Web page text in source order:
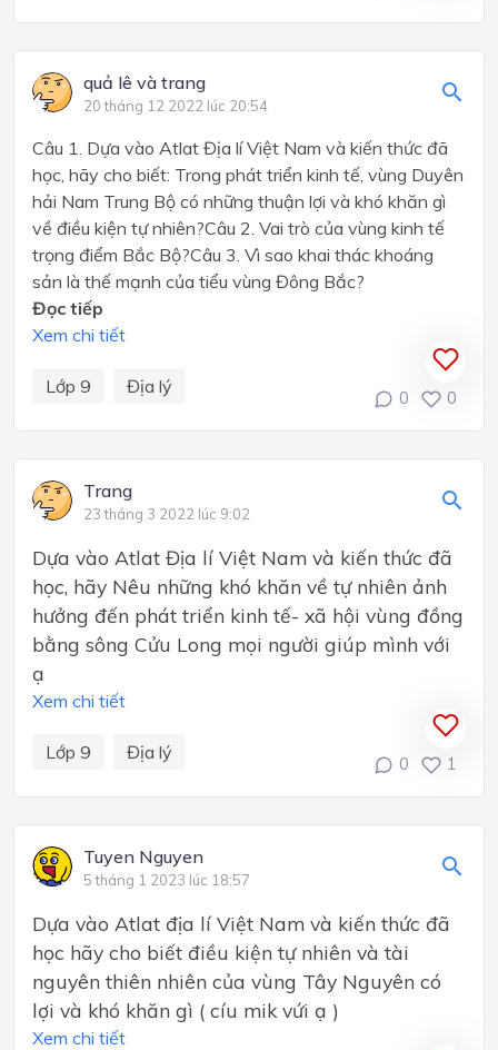
quả lê và trang
20 tháng 12 2022 lúc 20:54
Câu 1. Dựa vào Atlat Địa lí Việt Nam và kiến thức đã
học, hãy cho biết: Trong phát triển kinh tế, vùng Duyên
hải Nam Trung Bộ có những thuận lợi và khó khăn gì
về điều kiện tự nhiên?Câu 2. Vai trò của vùng kinh tế
trọng điểm Bắc Bộ?Câu 3. Vì sao khai thác khoáng
sản là thế mạnh của tiểu vùng Đông Bắc?
Đọc tiếp
Xem chi tiết
Lớp 9 Địa lý
0 0
Trang
23 tháng 3 2022 lúc 9:02
Dựa vào Atlat Địa lí Việt Nam và kiến thức đã
học, hãy Nêu những khó khăn về tự nhiên ảnh
hưởng đến phát triển kinh tế- xã hội vùng đồng
bằng sông Cửu Long mọi người giúp mình với
ạ
Xem chi tiết
Lớp 9 Địa lý
0 1
Tuyen Nguyen
5 tháng 1 2023 lúc 18:57
Dựa vào Atlat địa lí Việt Nam và kiến thức đã
học hãy cho biết điều kiện tự nhiên và tài
nguyên thiên nhiên của vùng Tây Nguyên có
lợi và khó khăn gì ( cíu mik vứi ạ )
Xem chi tiết